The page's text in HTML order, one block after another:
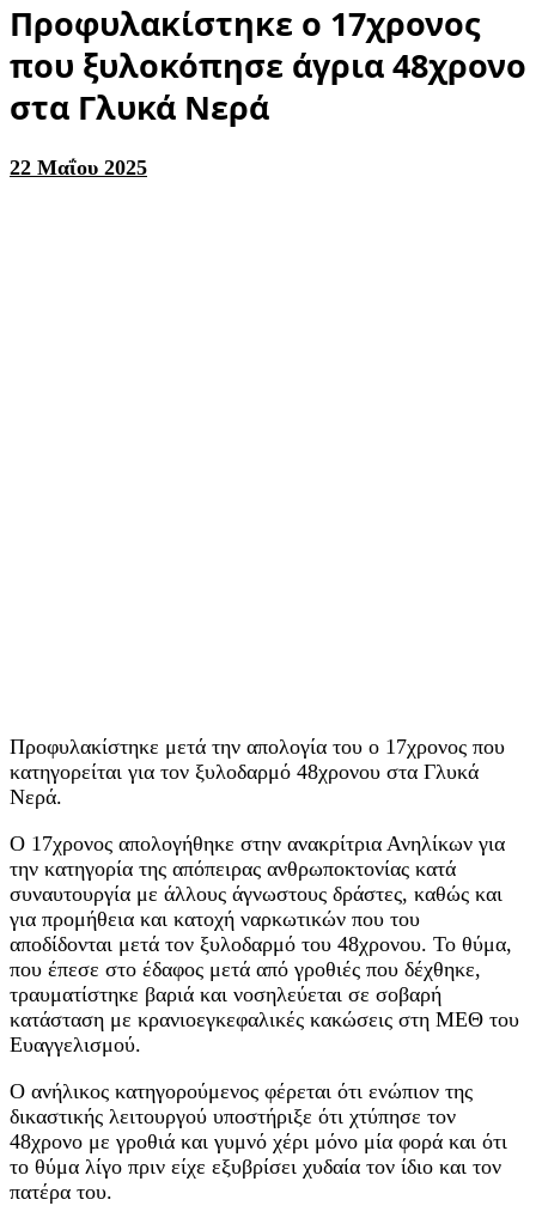
Προφυλακίστηκε ο 17χρονος
που ξυλοκόπησε άγρια 48χρονο
στα Γλυκά Νερά
22 Μαΐου 2025
Προφυλακίστηκε μετά την απολογία του ο 17χρονος που
κατηγορείται για τον ξυλοδαρμό 48χρονου στα Γλυκά
Νερά.
Ο 17χρονος απολογήθηκε στην ανακρίτρια Ανηλίκων για
την κατηγορία της απόπειρας ανθρωποκτονίας κατά
συναυτουργία με άλλους άγνωστους δράστες, καθώς και
για προμήθεια και κατοχή ναρκωτικών που του
αποδίδονται μετά τον ξυλοδαρμό του 48χρονου. Το θύμα,
που έπεσε στο έδαφος μετά από γροθιές που δέχθηκε,
τραυματίστηκε βαριά και νοσηλεύεται σε σοβαρή
κατάσταση με κρανιοεγκεφαλικές κακώσεις στη ΜΕΘ του
Ευαγγελισμού.
Ο ανήλικος κατηγορούμενος φέρεται ότι ενώπιον της
δικαστικής λειτουργού υποστήριξε ότι χτύπησε τον
48χρονο με γροθιά και γυμνό χέρι μόνο μία φορά και ότι
το θύμα λίγο πριν είχε εξυβρίσει χυδαία τον ίδιο και τον
πατέρα του.